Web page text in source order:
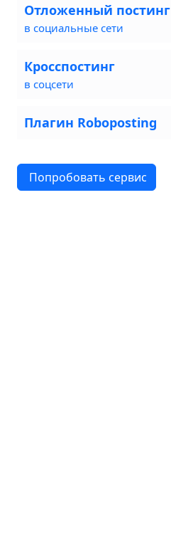
Отложенный постинг
в социальные сети
Кросспостинг
в соцсети
Плагин Roboposting
Попробовать сервис